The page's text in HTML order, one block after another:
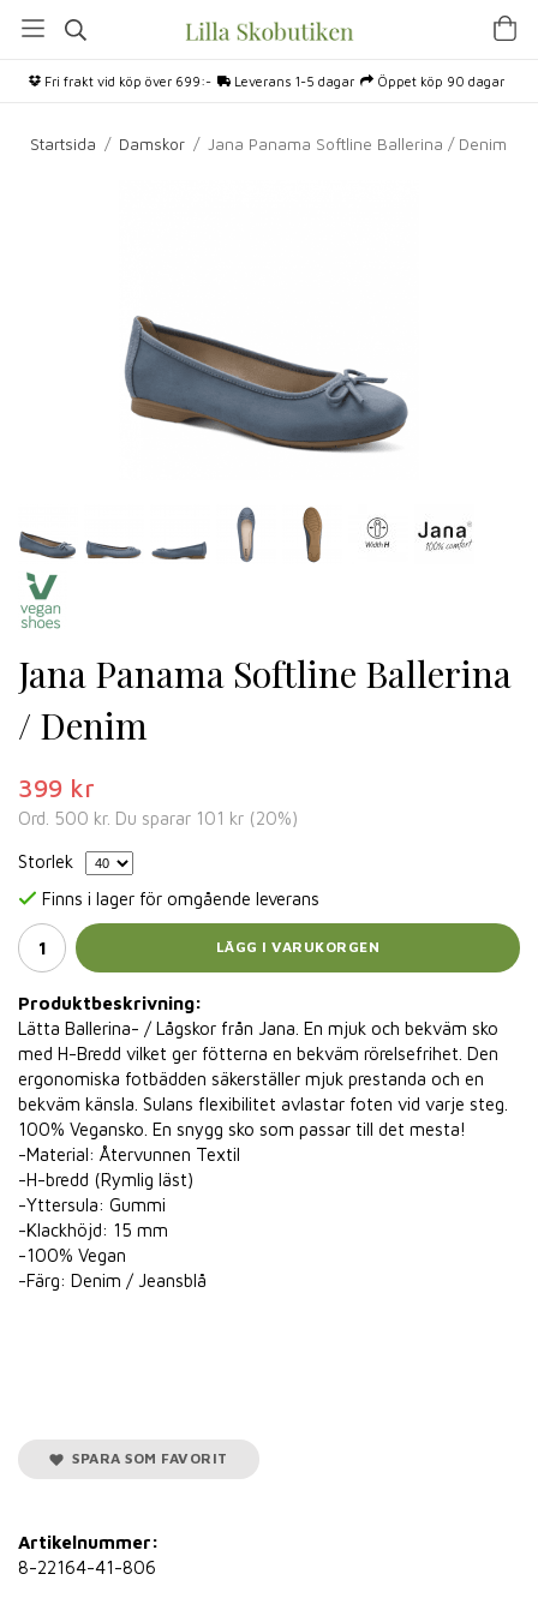
Fri frakt vid köp över 699:- Leverans 1-5 dagar Öppet köp 90 dagar
Startsida / Damskor / Jana Panama Softline Ballerina / Denim
Jana Panama Softline Ballerina
/ Denim
399 kr
Ord. 500 kr. Du sparar 101 kr (20%)
Storlek
Finns i lager för omgående leverans
LÄGG I VARUKORGEN
Produktbeskrivning:
Lätta Ballerina- / Lågskor från Jana. En mjuk och bekväm sko
med H-Bredd vilket ger fötterna en bekväm rörelsefrihet. Den
ergonomiska fotbädden säkerställer mjuk prestanda och en
bekväm känsla. Sulans flexibilitet avlastar foten vid varje steg.
100% Vegansko. En snygg sko som passar till det mesta!
-Material: Återvunnen Textil
-H-bredd (Rymlig läst)
-Yttersula: Gummi
-Klackhöjd: 15 mm
-100% Vegan
-Färg: Denim / Jeansblå
SPARA SOM FAVORIT
Artikelnummer:
8-22164-41-806